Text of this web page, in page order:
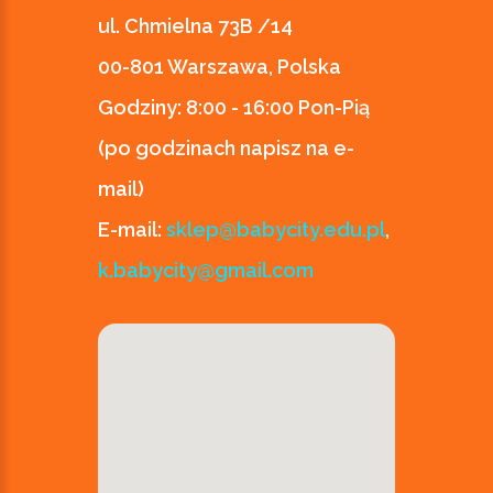
ul. Chmielna 73B /14
00-801 Warszawa, Polska
Godziny: 8:00 - 16:00 Pon-Pią
(po godzinach napisz na e-
mail)
E-mail: sklep@babycity.edu.pl,
k.babycity@gmail.com